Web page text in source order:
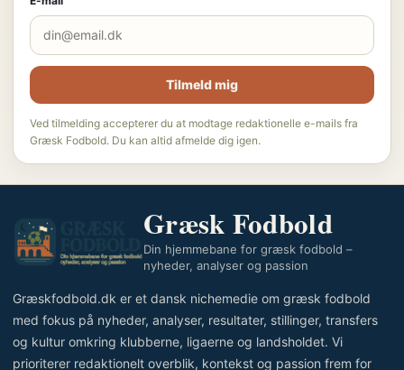
Tilmeld mig
Ved tilmelding accepterer du at modtage redaktionelle e-mails fra
Græsk Fodbold. Du kan altid afmelde dig igen.
Græsk Fodbold
Din hjemmebane for græsk fodbold –
nyheder, analyser og passion
Græskfodbold.dk er et dansk nichemedie om græsk fodbold
med fokus på nyheder, analyser, resultater, stillinger, transfers
og kultur omkring klubberne, ligaerne og landsholdet. Vi
prioriterer redaktionelt overblik, kontekst og passion frem for